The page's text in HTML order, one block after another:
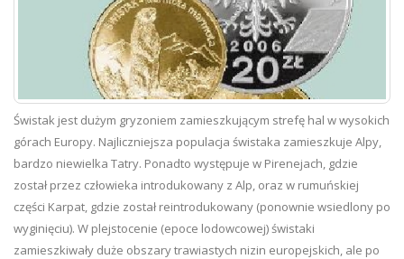
Świstak jest dużym gryzoniem zamieszkującym strefę hal w wysokich
górach Europy. Najliczniejsza populacja świstaka zamieszkuje Alpy,
bardzo niewielka Tatry. Ponadto występuje w Pirenejach, gdzie
został przez człowieka introdukowany z Alp, oraz w rumuńskiej
części Karpat, gdzie został reintrodukowany (ponownie wsiedlony po
wyginięciu). W plejstocenie (epoce lodowcowej) świstaki
zamieszkiwały duże obszary trawiastych nizin europejskich, ale po